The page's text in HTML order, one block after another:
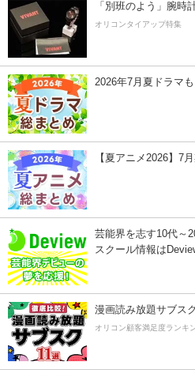
「別班のよう」腕時
オリコンタイアップ特集
2026年7月夏ドラマ
【夏アニメ2026】7
芸能界を志す10代～
スクール情報は
漫画読み放題サブス
オリコン顧客満足度ランキ